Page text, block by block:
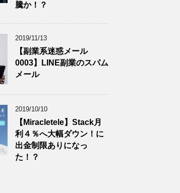
騰か！？
2019/11/13
【副業系迷惑メール
0003】LINE副業のスパム
メール
2019/10/10
【Miracletele】Stack月
利４％へ大幅ダウン！に
出金制限ありになっ
た！？